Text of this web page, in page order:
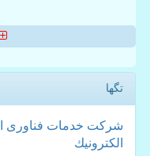
تگها
شركت خدمات فناوری
الكترونیك